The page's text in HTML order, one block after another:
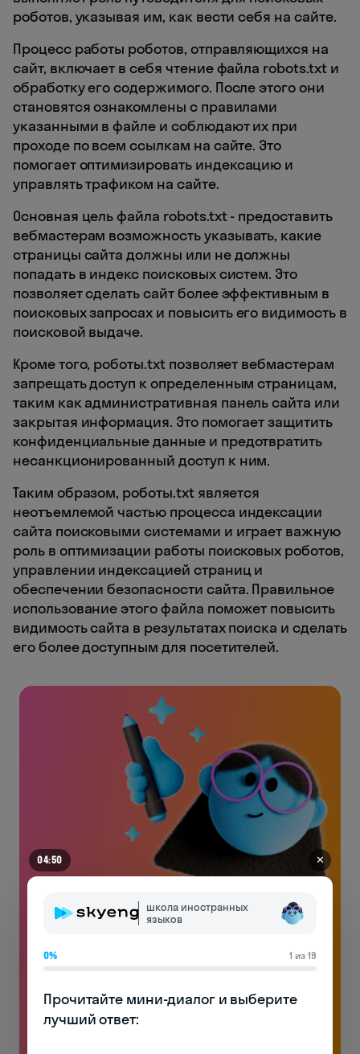
роботов, указывая им, как вести себя на сайте.
Процесс работы роботов, отправляющихся на
сайт, включает в себя чтение файла robots.txt и
обработку его содержимого. После этого они
становятся ознакомлены с правилами
указанными в файле и соблюдают их при
проходе по всем ссылкам на сайте. Это
помогает оптимизировать индексацию и
управлять трафиком на сайтe.
Основная цель файла robots.txt - предоставить
вебмастерам возможность указывать, какие
страницы сайта должны или не должны
попадать в индекс поисковых систем. Это
позволяет сделать сайт более эффективным в
поисковых запросах и повысить его видимость в
поисковой выдаче.
Кроме того, роботы.txt позволяет вебмастерам
запрещать доступ к определенным страницам,
таким как административная панель сайта или
закрытая информация. Это помогает защитить
конфиденциальные данные и предотвратить
несанкционированный доступ к ним.
Таким образом, роботы.txt является
неотъемлемой частью процесса индексации
сайта поисковыми системами и играет важную
роль в оптимизации работы поисковых роботов,
управлении индексацией страниц и
обеспечении безопасности сайта. Правильное
использование этого файла поможет повысить
видимость сайта в результатах поиска и сделать
его более доступным для посетителей.
04:44 ✕
школа иностранных
языков
0% 1 из 19
Прочитайте мини-диалог и выберите
лучший ответ: